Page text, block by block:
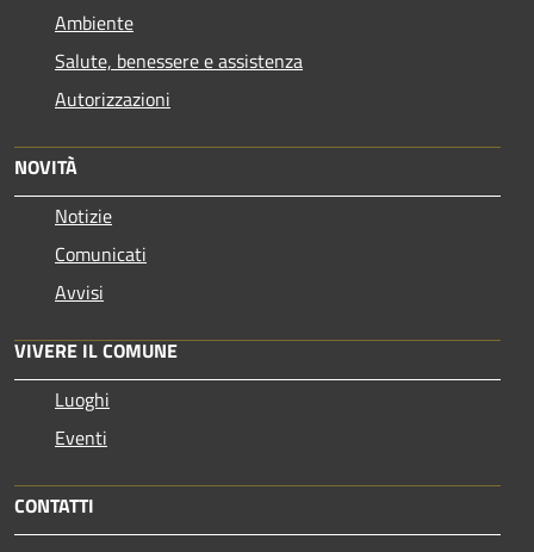
Ambiente
Salute, benessere e assistenza
Autorizzazioni
NOVITÀ
Notizie
Comunicati
Avvisi
VIVERE IL COMUNE
Luoghi
Eventi
CONTATTI